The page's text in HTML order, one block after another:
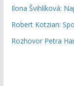
Ilona Švihlíková:
Robert Kotzian:
Rozhovor Petra